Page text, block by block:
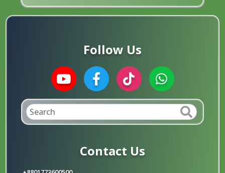
Follow Us
Contact Us